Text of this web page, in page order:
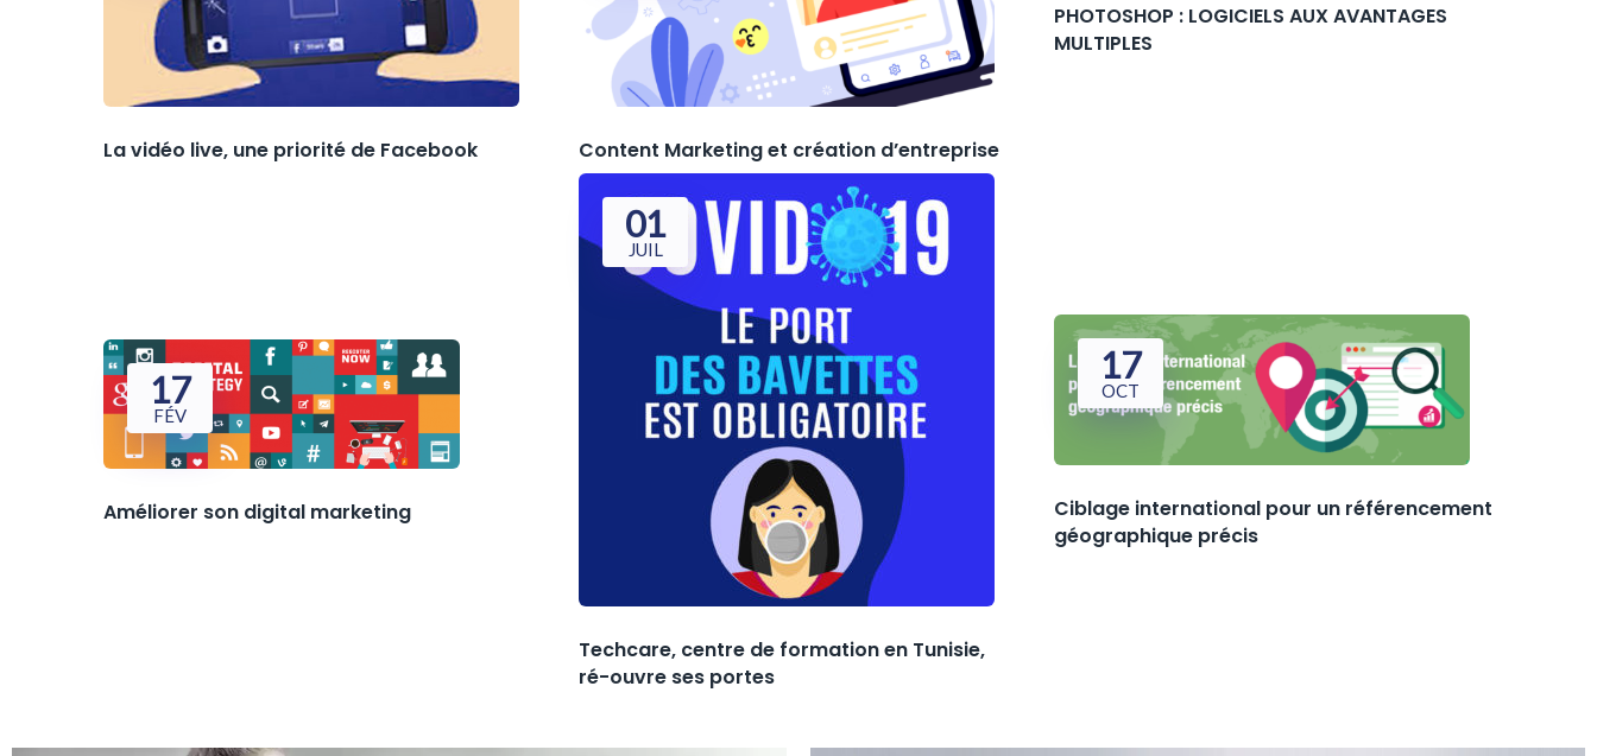
La vidéo live, une priorité de Facebook Content Marketing et création d’entreprise
PHOTOSHOP : LOGICIELS AUX AVANTAGES
MULTIPLES
17
FÉV
Améliorer son digital marketing
01
JUIL
Techcare, centre de formation en Tunisie,
ré-ouvre ses portes
17
OCT
Ciblage international pour un référencement
géographique précis